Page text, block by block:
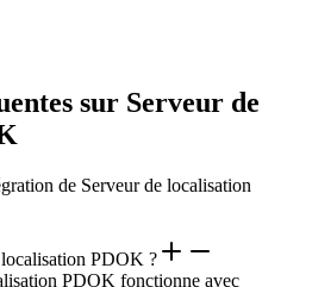
sur Serveur de
de Serveur de localisation
PDOK ?
PDOK fonctionne avec